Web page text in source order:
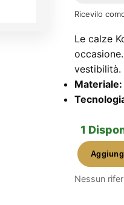
Ricevilo
Le calze
Materiale:
1
Kotek
Stockings
Nessun